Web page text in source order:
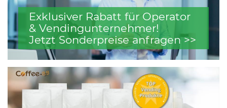
Exklusiver Rabatt für Operator
& Vendingunternehmer!
Jetzt Sonderpreise anfragen >>